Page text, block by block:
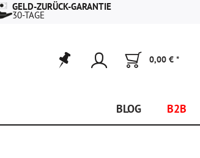
GELD-ZURÜCK-GARANTIE
30-TAGE
0,00 € *
BLOG B2B